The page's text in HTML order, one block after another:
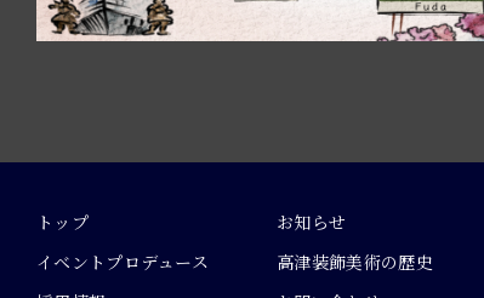
トップ お知らせ
イベントプロデュース
高津装飾美術の歴史